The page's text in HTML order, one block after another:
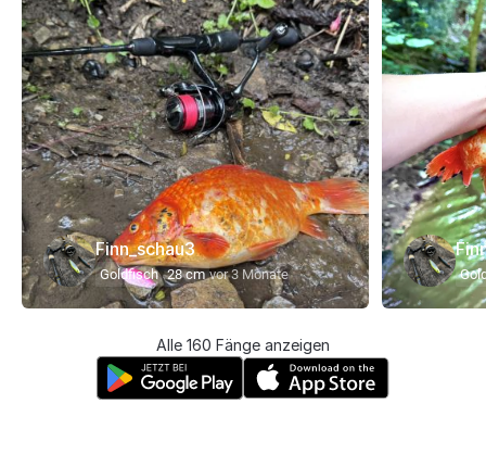
Finn_schau3
Goldfisch 28 cm vor 3 Monate
Alle 160 Fänge anzeigen